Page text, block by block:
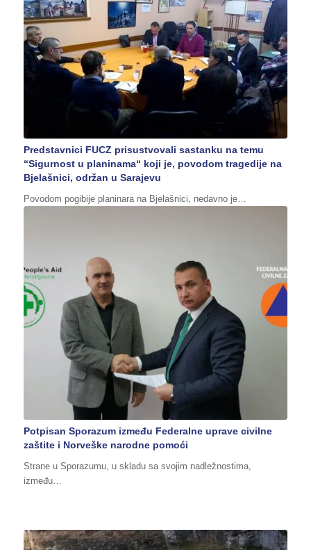
Predstavnici FUCZ prisustvovali sastanku na temu
“Sigurnost u planinama“ koji je, povodom tragedije na
Bjelašnici, održan u Sarajevu
Povodom pogibije planinara na Bjelašnici, nedavno je…
Potpisan Sporazum između Federalne uprave civilne
zaštite i Norveške narodne pomoći
Strane u Sporazumu, u skladu sa svojim nadležnostima,
između…